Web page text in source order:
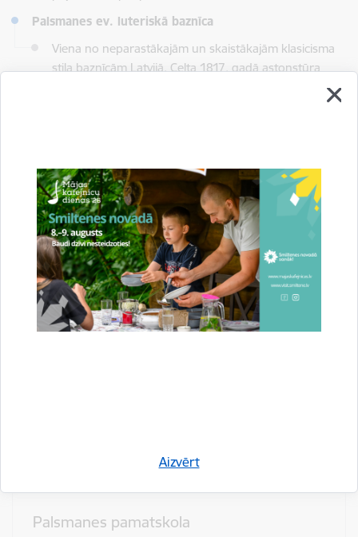
Aizvērt
Palsmanes ev. luteriskā baznīca
Viena no neparastākajām un skaistākajām klasicisma
stila baznīcām Latvijā. Celta 1817. gadā astoņstūra
Palsmanes un Variņu pagastu apvienības
pārvalde
Skatīt vairāk
Palsmanes pamatskola